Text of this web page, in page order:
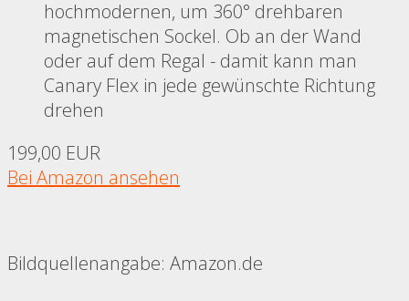
hochmodernen, um 360° drehbaren
magnetischen Sockel. Ob an der Wand
oder auf dem Regal - damit kann man
Canary Flex in jede gewünschte Richtung
drehen
199,00 EUR
Bei Amazon ansehen
Bildquellenangabe: Amazon.de